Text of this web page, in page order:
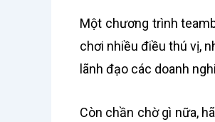
Một chương trình
chơi nhiều điều thú vị,
lãnh đạo các doanh
Còn chần chờ gì nữa,